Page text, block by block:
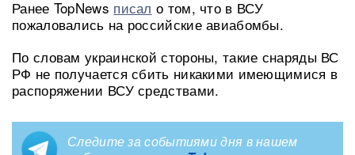
Ранее TopNews писал о том, что в ВСУ
пожаловались на российские авиабомбы.
По словам украинской стороны, такие снаряды ВС
РФ не получается сбить никакими имеющимися в
распоряжении ВСУ средствами.
Следите за событиями дня в нашем